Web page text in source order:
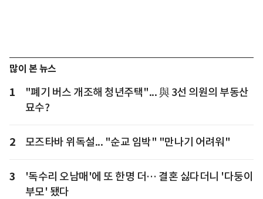
많이 본 뉴스
1
"폐기 버스 개조해 청년주택"... 與 3선 의원의 부동산
묘수?
2 모즈타바 위독설... "순교 임박" "만나기 어려워"
3
'독수리 오남매'에 또 한명 더… 결혼 싫다더니 '다둥이
부모' 됐다